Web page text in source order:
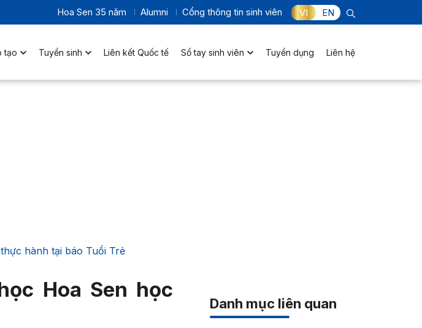
Hoa Sen 35 năm Alumni Cổng thông tin sinh viên VI EN
tạo Tuyển sinh Liên kết Quốc tế Sổ tay sinh viên Tuyển dụng Liên hệ
hành tại báo Tuổi Trẻ
Hoa Sen học
Danh mục liên quan